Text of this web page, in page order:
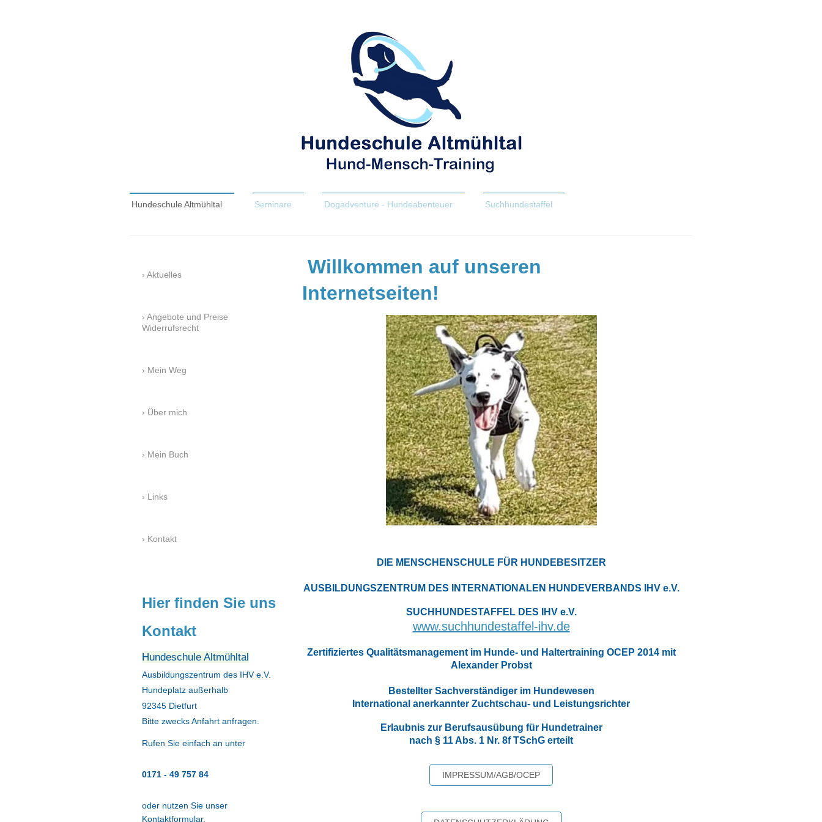
Hundeschule Altmühltal Seminare Dogadventure - Hundeabenteuer Suchhundestaffel
Willkommen auf unseren
Internetseiten!
DIE MENSCHENSCHULE FÜR HUNDEBESITZER
AUSBILDUNGSZENTRUM DES INTERNATIONALEN HUNDEVERBANDS IHV e.V.
SUCHHUNDESTAFFEL DES IHV e.V.
www.suchhundestaffel-ihv.de
Zertifiziertes Qualitätsmanagement im Hunde- und Haltertraining OCEP 2014 mit
Alexander Probst
Bestellter Sachverständiger im Hundewesen
International anerkannter Zuchtschau- und Leistungsrichter
Erlaubnis zur Berufsausübung für Hundetrainer
nach § 11 Abs. 1 Nr. 8f TSchG erteilt
IMPRESSUM/AGB/OCEP
Aktuelles
Angebote und Preise
Widerrufsrecht
Mein Weg
Über mich
Mein Buch
Links
Kontakt
Hier finden Sie uns
Kontakt
Hundeschule Altmühltal
Ausbildungszentrum des IHV e.V.
Hundeplatz außerhalb
92345 Dietfurt
Bitte zwecks Anfahrt anfragen.
Rufen Sie einfach an unter
0171 - 49 757 84
oder nutzen Sie unser
Kontaktformular.